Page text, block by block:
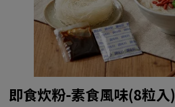
即食炊粉-素食風味(8粒入)